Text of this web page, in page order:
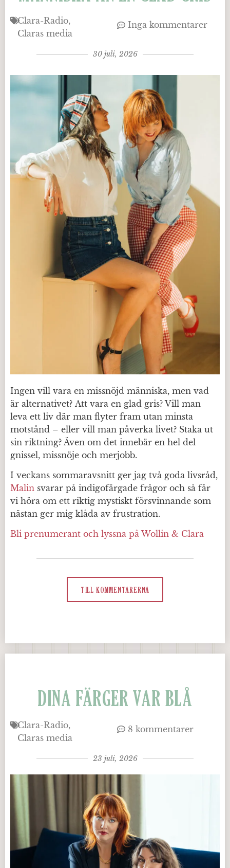
Clara-Radio
Claras media
Inga kommentarer
30 juli, 2026
Ingen vill vara en missnöjd människa, men vad
är alternativet? Att vara en glad gris? Vill man
leva ett liv där man flyter fram utan minsta
motstånd – eller vill man påverka livet? Staka ut
sin riktning? Även om det innebär en hel del
gnissel, missnöje och merjobb.
I veckans sommaravsnitt ger jag två goda livsråd,
Malin svarar på indigofärgade frågor och så får
vi höra om ett riktig mystiskt försvinnande som
nästan ger mig klåda av frustration.
Bli prenumerant och lyssna på Wollin & Clara
TILL KOMMENTARERNA
DINA FÄRGER VAR BLÅ
Clara-Radio
Claras media
8 kommentarer
23 juli, 2026